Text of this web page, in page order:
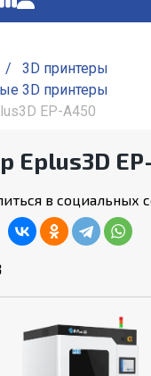
/
3D принтеры
3D принтеры
EP-A450
Eplus3D
в социальных